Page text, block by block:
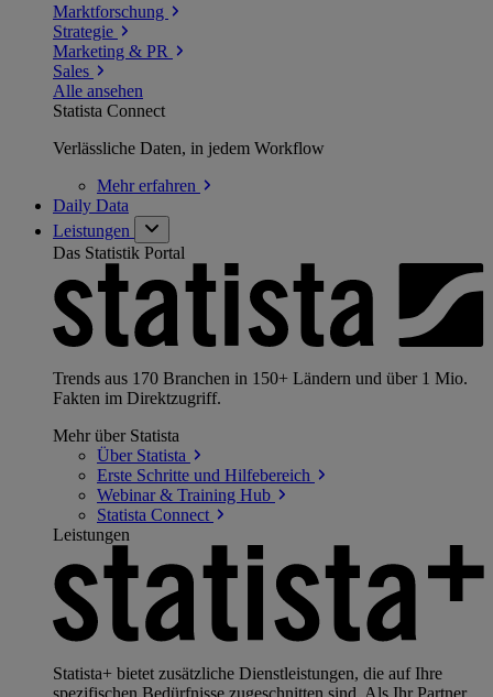
Marktforschung
Strategie
Marketing & PR
Sales
Alle ansehen
Statista Connect
Verlässliche Daten, in jedem Workflow
Mehrerfahren
Daily Data
Leistungen
Das Statistik Portal
Trends aus 170 Branchen in 150+ Ländern und über 1 Mio.
Fakten im Direktzugriff.
Mehr über Statista
Über Statista
Erste Schritte und Hilfebereich
Webinar & Training Hub
Statista Connect
Leistungen
Statista+ bietet zusätzliche Dienstleistungen, die auf Ihre
spezifischen Bedürfnisse zugeschnitten sind. Als Ihr Partner